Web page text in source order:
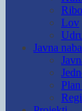
Lov
Javna